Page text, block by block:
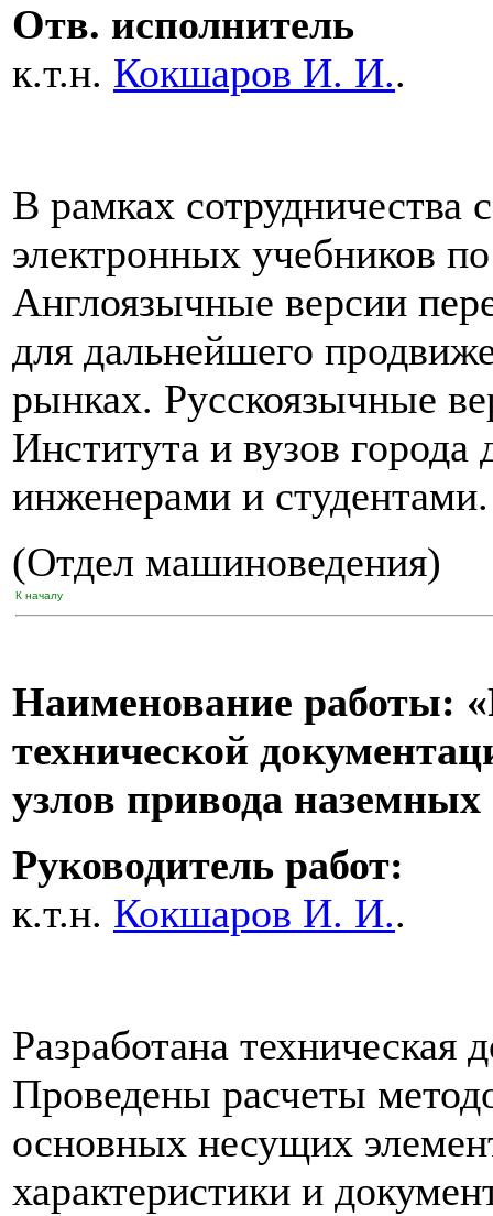
Отв. исполнитель
к.т.н. Кокшаров И. И..
В рамках сотрудничества
электронных учебников
Англоязычные версии
для дальнейшего
рынках. Русскоязычные
Института и вузов города
инженерами и студентами.
(Отдел машиноведения)
К началу
Наименование работы:
технической
узлов привода наземных
Руководитель работ:
к.т.н. Кокшаров И. И..
Разработана техническая
Проведены расчеты
основных несущих
характеристики и